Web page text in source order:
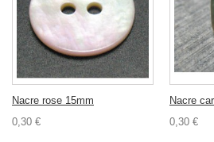
Nacre rose 15mm
0,30 €
Nacre
0,30 €